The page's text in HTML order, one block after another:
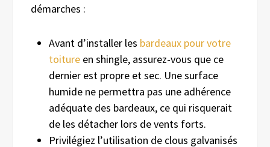
démarches :
Avant d’installer les bardeaux pour votre
toiture en shingle, assurez-vous que ce
dernier est propre et sec. Une surface
humide ne permettra pas une adhérence
adéquate des bardeaux, ce qui risquerait
de les détacher lors de vents forts.
Privilégiez l’utilisation de clous galvanisés